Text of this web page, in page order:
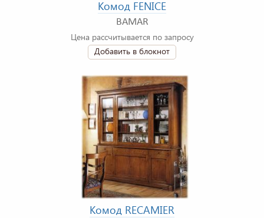
Комод FENICE
BAMAR
Цена рассчитывается по запросу
Добавить в блокнот
Комод RECAMIER